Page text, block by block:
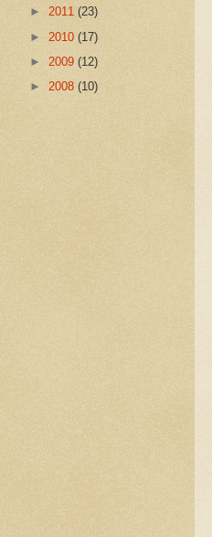
► 2011 (23)
► 2010 (17)
► 2009 (12)
► 2008 (10)